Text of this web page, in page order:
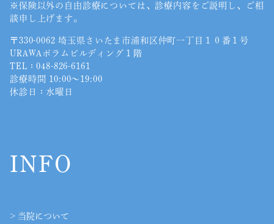
※保険以外の自由診療については、診療内容をご説明し、ご相
談申し上げます。
〒330-0062 埼玉県さいたま市浦和区仲町一丁目１０番１号
URAWAポラムビルディング１階
TEL：048-826-6161
診療時間 10:00〜19:00
休診日：水曜日
INFO
> 当院について